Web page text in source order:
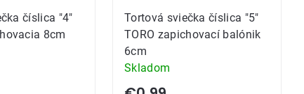
číslica "4"
8cm
Tortová sviečka číslica "5"
TORO zapichovací balónik
6cm
Skladom